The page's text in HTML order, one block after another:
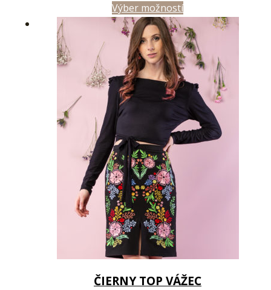
Výber možností
ČIERNY TOP VÁŽEC